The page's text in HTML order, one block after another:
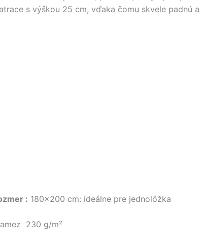
s výškou 25 cm, vďaka čomu skvele padnú
: 180×200 cm: ideálne pre jednolôžka
230 g/m²